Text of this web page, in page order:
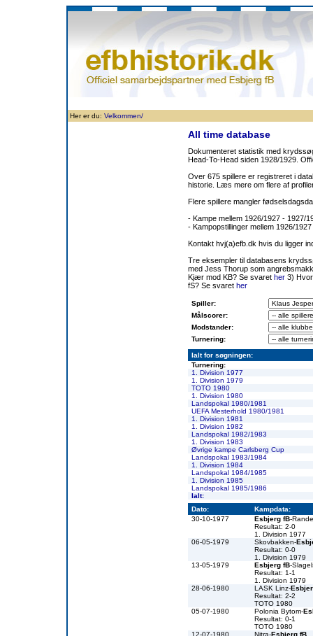
Her er du: Velkommen/
All time database
Dokumenteret statistik med
Head-To-Head siden 1928/1929.
Over 675 spillere er registreret i
historie. Læs mere om flere af
Flere spillere mangler
- Kampe mellem 1926/1927 - 1927/
- Kampopstillinger mellem 1926/
Kontakt hvj(a)efb.dk hvis du ligger
Tre eksempler til databasens
med Jess Thorup som
Kjær mod KB? Se svaret her 3)
fS? Se svaret her
Spiller:
Målscorer:
Modstander:
Turnering:
Ialt for søgningen:
Turnering:
1. Division 1977
1. Division 1979
TOTO 1980
1. Division 1980
Landspokal 1980/1981
UEFA Mesterhold 1980/1981
1. Division 1981
1. Division 1982
Landspokal 1982/1983
1. Division 1983
Øvrige kampe Carlsberg Cup
Landspokal 1983/1984
1. Division 1984
Landspokal 1984/1985
1. Division 1985
Landspokal 1985/1986
Ialt:
Dato:
Kampdata:
30-10-1977
Esbjerg fB-
Resultat: 2-0
1. Division 1977
06-05-1979
Skovbakken-
Resultat: 0-0
1. Division 1979
13-05-1979
Esbjerg fB-
Resultat: 1-1
1. Division 1979
28-06-1980
LASK Linz-
Resultat: 2-2
TOTO 1980
05-07-1980
Polonia Bytom-
Resultat: 0-1
TOTO 1980
12-07-1980
Nitra-Esbjerg fB